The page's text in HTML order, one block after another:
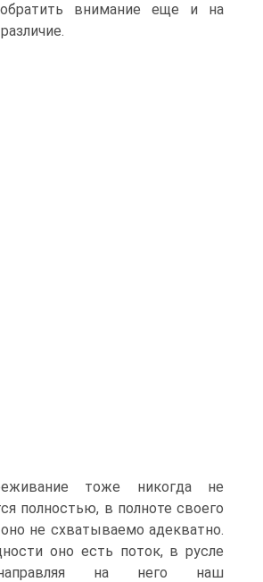
внимание еще и на
тоже никогда не
полностью, в полноте своего
не схватываемо адекватно.
оно есть поток, в русле
на него наш